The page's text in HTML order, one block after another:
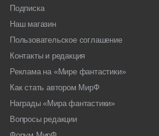
Подписка
Наш магазин
Пользовательское соглашение
Контакты и редакция
Реклама на «Мире фантастики»
Как стать автором МирФ
Награды «Мира фантастики»
Вопросы редакции